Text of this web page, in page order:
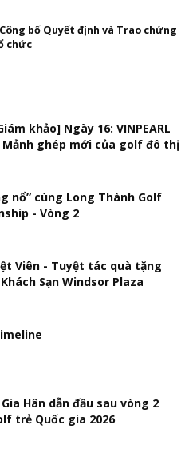
bố Quyết định và Trao chứng
chức
khảo] Ngày 16: VINPEARL
Mảnh ghép mới của golf đô thị
nổ” cùng Long Thành Golf
- Vòng 2
Viên - Tuyệt tác quà tặng
Sạn Windsor Plaza
Hân dẫn đầu sau vòng 2
trẻ Quốc gia 2026